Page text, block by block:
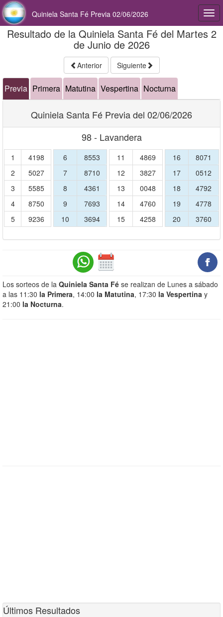
Quiniela Santa Fé Previa 02/06/2026
Resultado de la Quiniela Santa Fé del Martes 2
de Junio de 2026
Anterior Siguiente
Previa Primera Matutina Vespertina Nocturna
Quiniela Santa Fé Previa del 02/06/2026
98 - Lavandera
1
4198
2
5027
3
5585
4
8750
5
9236
6
8553
7
8710
8
4361
9
7693
10
3694
11
4869
12
3827
13
0048
14
4760
15
4258
16
8071
17
0512
18
4792
19
4778
20
3760
Los sorteos de la Quiniela Santa Fé se realizan de Lunes a sábado
a las 11:30 la Primera, 14:00 la Matutina, 17:30 la Vespertina y
21:00 la Nocturna.
Últimos Resultados